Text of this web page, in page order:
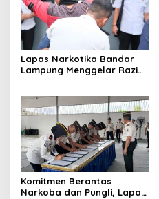
Lapas Narkotika Bandar
Lampung Menggelar Razia
Lampung
Komitmen Berantas
Narkoba dan Pungli, Lapas